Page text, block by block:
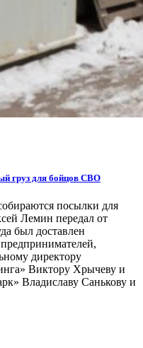
груз для бойцов СВО
посылки для
Лемин передал от
был доставлен
директору
Виктору Хрычеву и
Владиславу Санькову и